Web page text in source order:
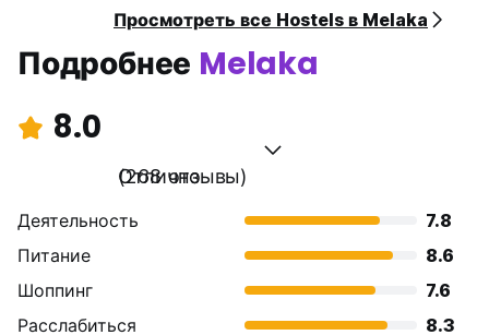
Просмотреть все Hostels в Melaka
Подробнее Melaka
8.0
Отлично
(268 отзывы)
Деятельность
7.8
Питание
8.6
Шоппинг
7.6
Расслабиться
8.3